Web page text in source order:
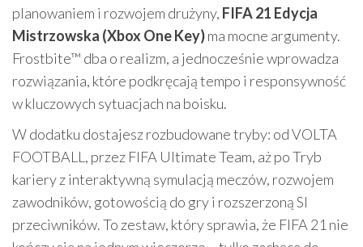
planowaniem i rozwojem drużyny, FIFA 21 Edycja
Mistrzowska (Xbox One Key)ma mocne argumenty.
Frostbite™ dba o realizm, a jednocześnie wprowadza
rozwiązania, które podkręcają tempo i responsywność
w kluczowych sytuacjach na boisku.
W dodatku dostajesz rozbudowane tryby: od VOLTA
FOOTBALL, przez FIFA Ultimate Team, aż po Tryb
kariery z interaktywną symulacją meczów, rozwojem
zawodników, gotowością do gry i rozszerzoną SI
przeciwników. To zestaw, który sprawia, że FIFA 21 nie